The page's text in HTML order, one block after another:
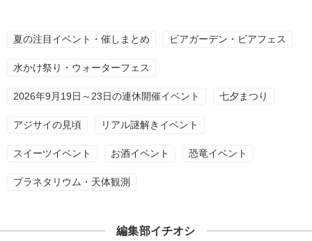
夏の注目イベント・催しまとめ ビアガーデン・ビアフェス
水かけ祭り・ウォーターフェス
2026年9月19日～23日の連休開催イベント 七夕まつり
アジサイの見頃 リアル謎解きイベント
スイーツイベント お酒イベント 恐竜イベント
プラネタリウム・天体観測
編集部イチオシ